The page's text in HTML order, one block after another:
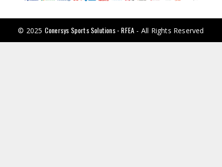
© 2025 Conersys Sports Solutions - RFEA - All Rights Reserved